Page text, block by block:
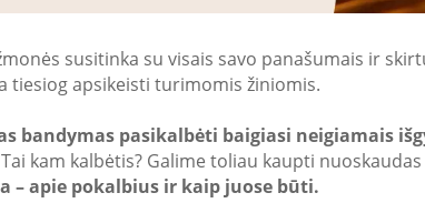
susitinka su visais savo panašumais ir
tiesiog apsikeisti turimomis žiniomis.
bandymas pasikalbėti baigiasi neigiamais
kam kalbėtis? Galime toliau kaupti
– apie pokalbius ir kaip juose būti.